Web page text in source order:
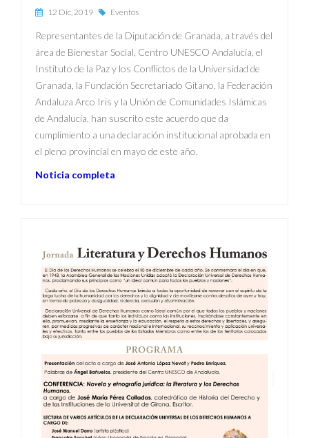
12 Dic, 2019 Eventos
Representantes de la Diputación de Granada, a través del
área de Bienestar Social, Centro UNESCO Andalucía, el
Instituto de la Paz y los Conflictos de la Universidad de
Granada, la Fundación Secretariado Gitano, la Federación
Andaluza Arco Iris y la Unión de Comunidades Islámicas
de Andalucía, han suscrito este acuerdo que da
cumplimiento a una declaración institucional aprobada en
el pleno provincial en mayo de este año.
Noticia completa